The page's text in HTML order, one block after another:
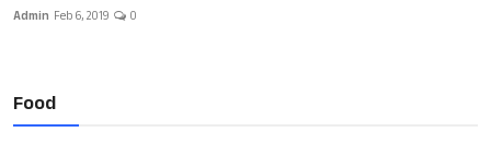
Admin Feb 6, 2019 0
Food